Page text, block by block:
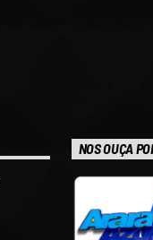
NOS OUÇA